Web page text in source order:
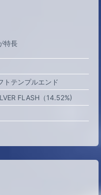
特長
トテンプルエンド
FLASH（14.52%)